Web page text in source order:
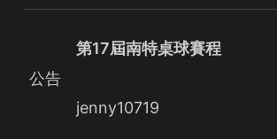
公告
第17屆南特桌球賽程
jenny10719